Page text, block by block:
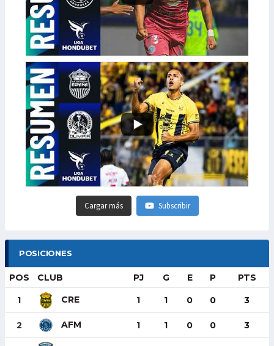
Cargar más Subscribir
POSICIONES
POS CLUB PJ G E P PTS
1 CRE 1 1 0 0 3
2 AFM 1 1 0 0 3